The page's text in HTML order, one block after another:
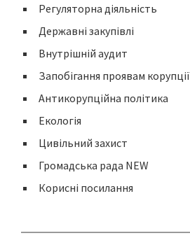
Регуляторна діяльність
Державні закупівлі
Внутрішній аудит
Запобігання проявам корупції
Антикорупційна політика
Екологія
Цивільний захист
Громадська рада NEW
Корисні посилання